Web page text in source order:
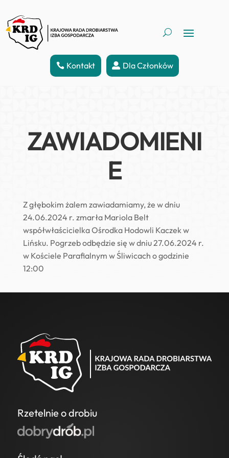
Kontakt Dla Członków
ZAWIADOMIENI
E
Z głębokim żalem zawiadamiamy, że w dniu
24.06.2024 r. zmarła Mariola Belt
współwłaścicielka Ośrodka Hodowli Kaczek w
Lińsku. Pogrzeb odbędzie się w dniu 27.06.2024 r.
w Kościele Parafialnym w Śliwicach o godzinie
12:00
Rzetelnie o drobiu